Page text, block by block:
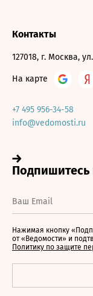
Контакты
127018, г. Москва,
На карте
+7 495 956-34-58
info@vedomosti.ru
Нажимая кнопку
от «Ведомости» и
Политику по защите